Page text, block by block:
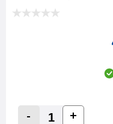
- +